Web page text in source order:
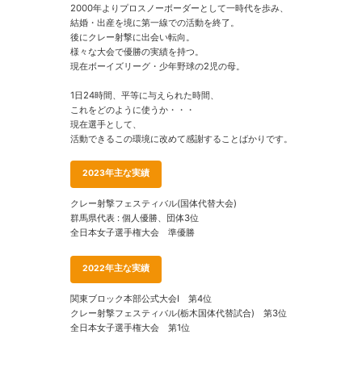
2000年よりプロスノーボーダーとして一時代を歩み、
結婚・出産を境に第一線での活動を終了。
後にクレー射撃に出会い転向。
様々な大会で優勝の実績を持つ。
現在ボーイズリーグ・少年野球の2児の母。
1日24時間、平等に与えられた時間、
これをどのように使うか・・・
現在選手として、
活動できるこの環境に改めて感謝することばかりです。
2023年主な実績
クレー射撃フェスティバル(国体代替大会)
群馬県代表 : 個人優勝、団体3位
全日本女子選手権大会 準優勝
2022年主な実績
関東ブロック本部公式大会Ⅰ 第4位
クレー射撃フェスティバル(栃木国体代替試合) 第3位
全日本女子選手権大会 第1位